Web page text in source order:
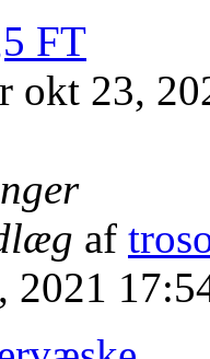
FT
okt 23,
af
2021